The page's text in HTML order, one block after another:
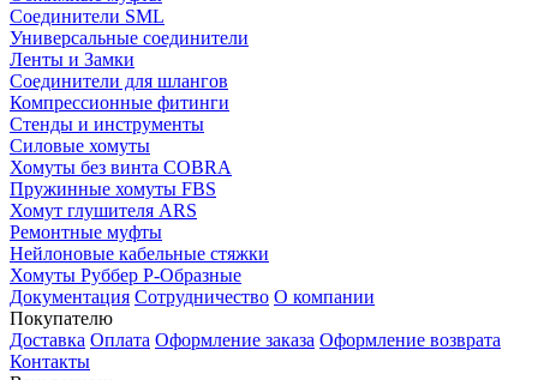
Соединители SML
Универсальные соединители
Ленты и Замки
Соединители для шлангов
Компрессионные фитинги
Стенды и инструменты
Силовые хомуты
Хомуты без винта COBRA
Пружинные хомуты FBS
Хомут глушителя ARS
Ремонтные муфты
Нейлоновые кабельные стяжки
Хомуты Руббер Р-Образные
Документация Сотрудничество О компании
Покупателю
Доставка Оплата Оформление заказа Оформление возврата
Контакты